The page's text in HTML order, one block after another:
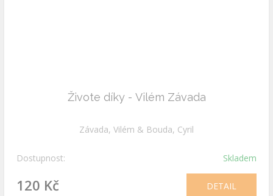
Živote díky - Vilém Závada
Závada, Vilém & Bouda, Cyril
Dostupnost: Skladem
120 Kč DETAIL